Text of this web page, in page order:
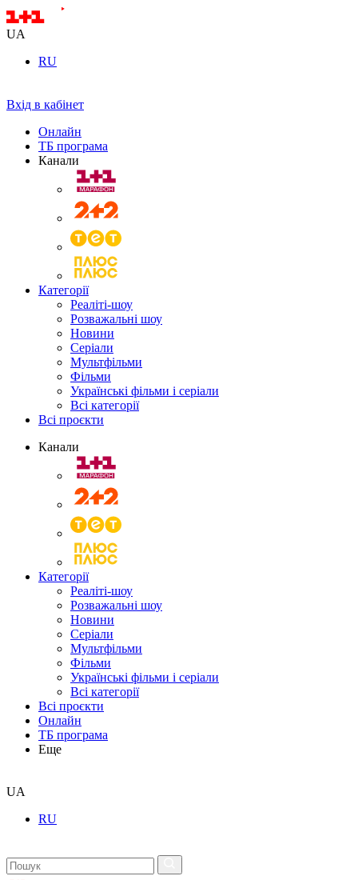
UA
RU
Вхід в кабінет
Онлайн
ТБ програма
Канали
Категорії
Реаліті-шоу
Розважальні шоу
Новини
Серіали
Мультфільми
Фільми
Українські фільми і серіали
Всі категорії
Всі проєкти
Канали
Категорії
Реаліті-шоу
Розважальні шоу
Новини
Серіали
Мультфільми
Фільми
Українські фільми і серіали
Всі категорії
Всі проєкти
Онлайн
ТБ програма
Еще
UA
RU